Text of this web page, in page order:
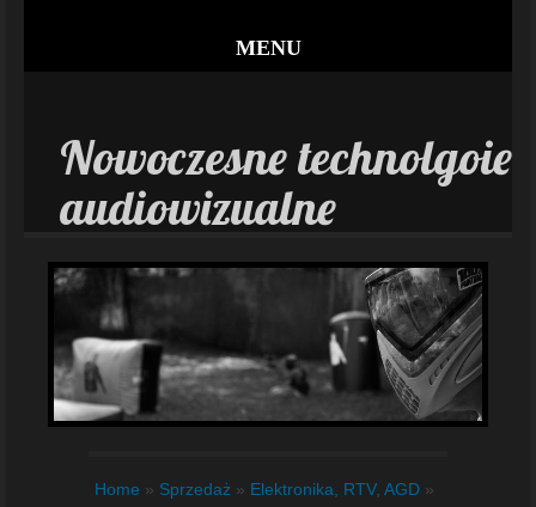
MENU
Nowoczesne technolgoie
audiowizualne
Home » Sprzedaż » Elektronika, RTV, AGD »